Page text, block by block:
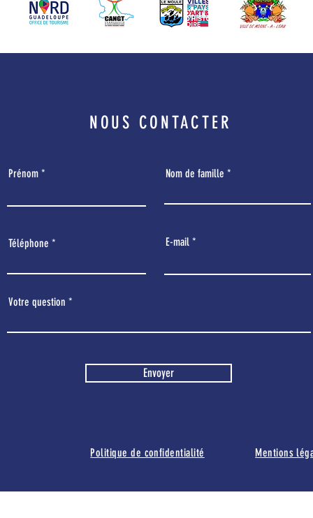
NOUS CONTACTER
Prénom Nom de famille
Téléphone E-mail
Votre question
Envoyer
Politique de confidentialité Mentions